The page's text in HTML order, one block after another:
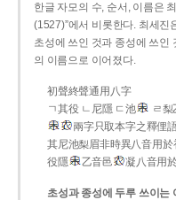
한글 자모의 수, 순서, 이름은
(1527)”에서 비롯한다. 최세진
초성에 쓰인 것과 종성에 쓰인
의 이름으로 이어졌다.
初聲終聲通用八字
ㄱ其役 ㄴ尼隱 ㄷ池
ㄹ
兩字只取本字之釋俚
其尼池梨眉非時異八音用於
役隱
乙音邑 凝八音用
초성과 종성에 두루 쓰이는